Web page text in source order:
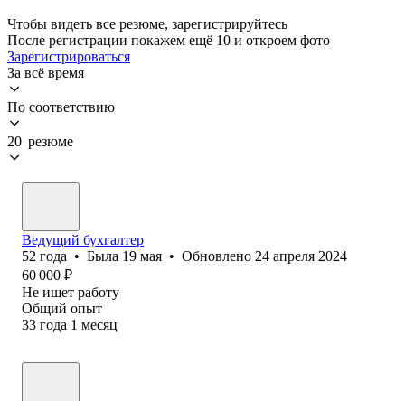
Чтобы видеть все резюме, зарегистрируйтесь
После регистрации покажем ещё 10 и откроем фото
Зарегистрироваться
За всё время
По соответствию
20 резюме
Ведущий бухгалтер
52 года • Была 19 мая • Обновлено 24 апреля 2024
60 000 ₽
Не ищет работу
Общий опыт
33 года 1 месяц